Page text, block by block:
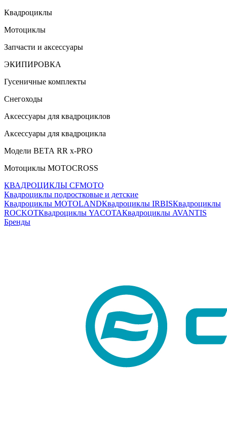
Квадроциклы
Мотоциклы
Запчасти и аксессуары
ЭКИПИРОВКА
Гусеничные комплекты
Снегоходы
Аксессуары для квадроциклов
Аксессуары для квадроцикла
Модели ВЕТА RR x-PRO
Мотоциклы MOTOCROSS
КВАДРОЦИКЛЫ CFMOTO
Квадроциклы подростковые и детские
Квадроциклы MOTOLANDКвадроциклы IRBISКвадроциклы
ROCKOTКвадроциклы YACOTAКвадроциклы AVANTIS
Бренды